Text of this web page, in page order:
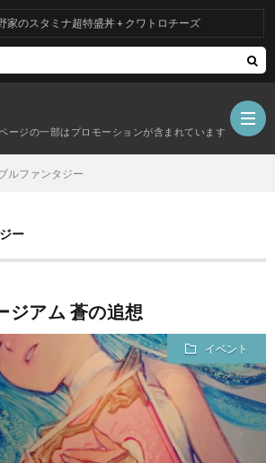
ージの一部はプロモーションが含まれています
スタミナ超特盛丼 + クワトロチーズ
ルファンタジー
ー
ジアム 蒼の追想
イベント